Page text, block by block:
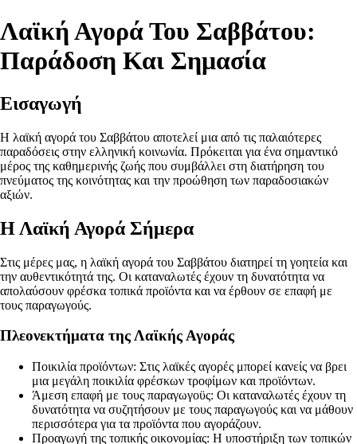
Λαϊκή Αγορά Του Σαββάτου:
Παράδοση Και Σημασία
Εισαγωγή
Η λαϊκή αγορά του Σαββάτου αποτελεί μια από τις παλαιότερες
παραδόσεις στην ελληνική κοινωνία. Πρόκειται για ένα σημαντικό
μέρος της καθημερινής ζωής που συμβάλλει στη διατήρηση του
πνεύματος της κοινότητας και την προώθηση των παραδοσιακών
αξιών.
Η Λαϊκή Αγορά Σήμερα
Στις μέρες μας, η λαϊκή αγορά του Σαββάτου διατηρεί τη γοητεία και
την αυθεντικότητά της. Οι καταναλωτές έχουν τη δυνατότητα να
απολαύσουν φρέσκα τοπικά προϊόντα και να έρθουν σε επαφή με
τους παραγωγούς.
Πλεονεκτήματα της Λαϊκής Αγοράς
Ποικιλία προϊόντων: Στις λαϊκές αγορές μπορεί κανείς να βρει
μια μεγάλη ποικιλία φρέσκων τροφίμων και προϊόντων.
Άμεση επαφή με τους παραγωγοϋς: Οι καταναλωτές έχουν τη
δυνατότητα να συζητήσουν με τους παραγωγούς και να μάθουν
περισσότερα για τα προϊόντα που αγοράζουν.
Προαγωγή της τοπικής οικονομίας: Η υποστήριξη των τοπικών